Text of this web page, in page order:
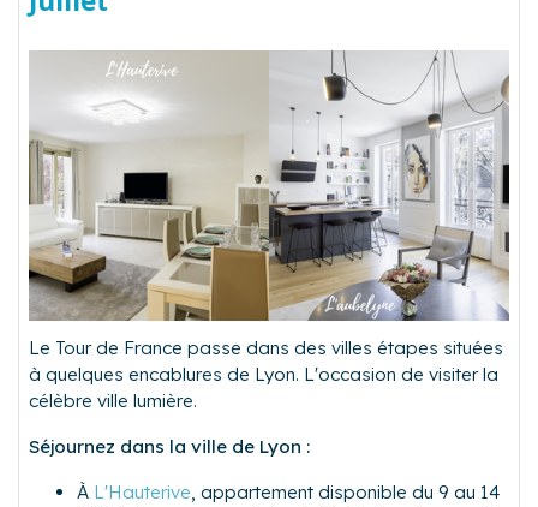
Le Tour de France passe dans des villes étapes situées
à quelques encablures de Lyon. L'occasion de visiter la
célèbre ville lumière.
Séjournez dans la ville de Lyon :
À L'Hauterive , appartement disponible du 9 au 14